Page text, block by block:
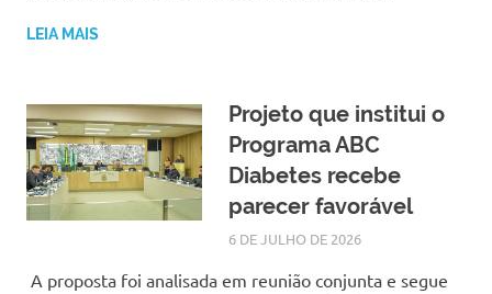
LEIA MAIS
Projeto que institui o
Programa ABC
Diabetes recebe
parecer favorável
6 DE JULHO DE 2026
A proposta foi analisada em reunião conjunta e segue